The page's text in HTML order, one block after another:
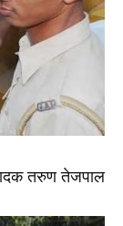
तरुण तेजपाल